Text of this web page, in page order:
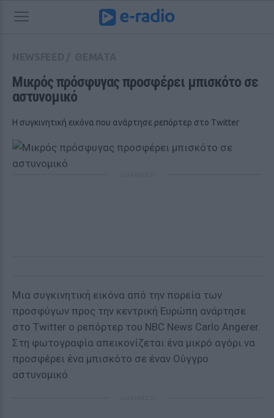
Μικρός πρόσφυγας προσφέρει μπισκότο σε
αστυνομικό
Η συγκινητική εικόνα που ανάρτησε ρεπόρτερ στο Τwitter
Μια συγκινητική εικόνα από την πορεία των
προσφύγων προς την κεντρική Ευρώπη ανάρτησε
στο Τwitter o ρεπόρτερ του NBC News Carlo Angerer.
Στη φωτογραφία απεικονίζεται ένα μικρό αγόρι να
προσφέρει ένα μπισκότο σε έναν Ούγγρο
αστυνομικό.